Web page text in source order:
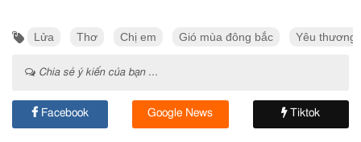
Lửa Thơ Chị em Gió mùa đông bắc Yêu thương
Chia sẻ ý kiến của bạn ...
Facebook Google News Tiktok